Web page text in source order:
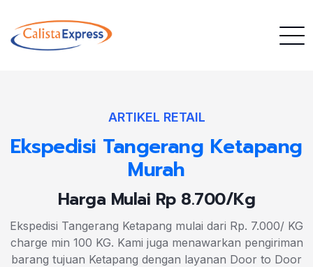
ARTIKEL RETAIL
Ekspedisi Tangerang Ketapang
Murah
Harga Mulai Rp 8.700/Kg
Ekspedisi Tangerang Ketapang mulai dari Rp. 7.000/ KG
charge min 100 KG. Kami juga menawarkan pengiriman
barang tujuan Ketapang dengan layanan Door to Door